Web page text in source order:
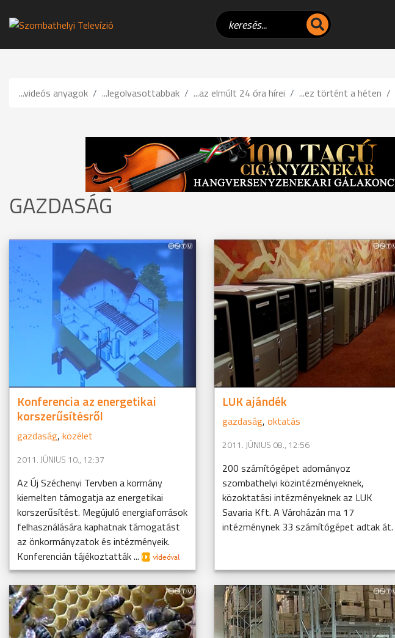
...videós anyagok ...legolvasottabbak ...az elmúlt 24 óra hírei ...ez történt a héten
GAZDASÁG
Konferencia az energetikai
korszerűsítésről
gazdaság, közélet
2011. JÚNIUS 10., 12:37
Az Új Széchenyi Tervben a kormány
kiemelten támogatja az energetikai
korszerűsítést. Megújuló energiaforrások
felhasználására kaphatnak támogatást
az önkormányzatok és intézményeik.
Konferencián tájékoztatták ...
LUK ajándék
gazdaság, oktatás
2011. JÚNIUS 08., 12:56
200 számítógépet adományoz
szombathelyi közintézményeknek,
közoktatási intézményeknek az LUK
Savaria Kft. A Vároházán ma 17
intézménynek 33 számítógépet adtak át.